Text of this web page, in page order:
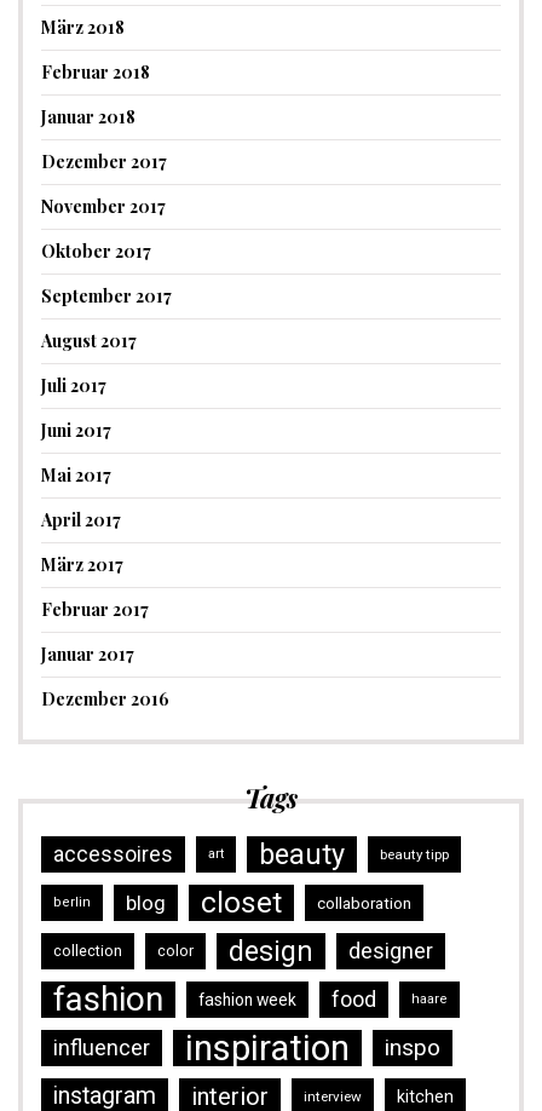
März 2018
Februar 2018
Januar 2018
Dezember 2017
November 2017
Oktober 2017
September 2017
August 2017
Juli 2017
Juni 2017
Mai 2017
April 2017
März 2017
Februar 2017
Januar 2017
Dezember 2016
Tags
accessoires art beauty beauty tipp
berlin blog closet collaboration
collection color design designer
fashion fashion week food haare
influencer inspiration
inspo
instagram
interior interview kitchen